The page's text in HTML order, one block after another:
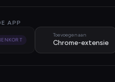
APP
Toevoegen aan
Chrome-extensie